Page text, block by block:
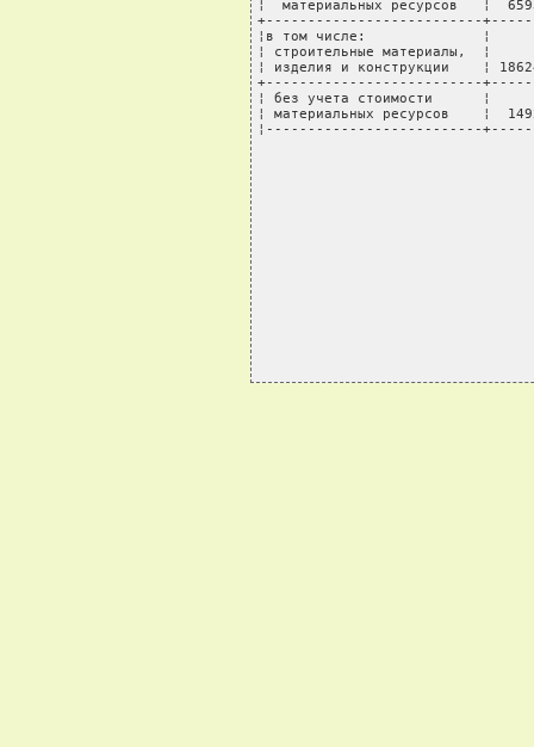
¦  материальных ресурсов   ¦
+--------------------------
¦в том числе:
¦ строительные
¦ изделия и конструкции    ¦
+--------------------------
¦ без учета стоимости
¦ материальных ресурсов    ¦
¦--------------------------